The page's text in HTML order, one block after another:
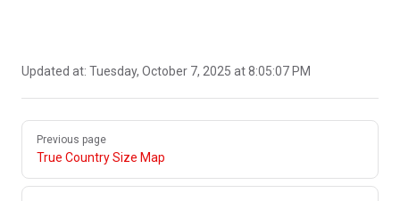
Updated at: Tuesday, October 7, 2025 at 8:05:07 PM
Pager
Previous page
True Country Size Map